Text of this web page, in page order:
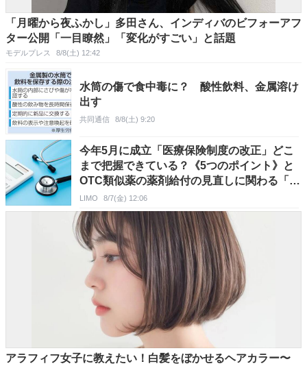
「月曜から夜ふかし」多田さん、インディバのビフォーアフ
ター公開「一目瞭然」「変化がすごい」と話題
モデルプレス 8/8(土) 12:42
水筒の傷で食中毒に？ 酸性飲料、金属溶け
出す
共同通信 8/8(土) 9:20
今年5月に成立「医療保険制度の改正」どこ
まで把握できている？《5つのポイント》と
OTC類似薬の薬剤給付の見直しに関わる「セ
ルフメディケーション税制」を解説
LIMO 8/7(金) 12:06
アラフィフ女子に教えたい！白髪をぼかせるヘアカラー〜